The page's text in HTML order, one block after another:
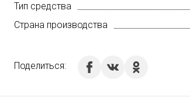
Тип средства
Страна производства
Поделиться: